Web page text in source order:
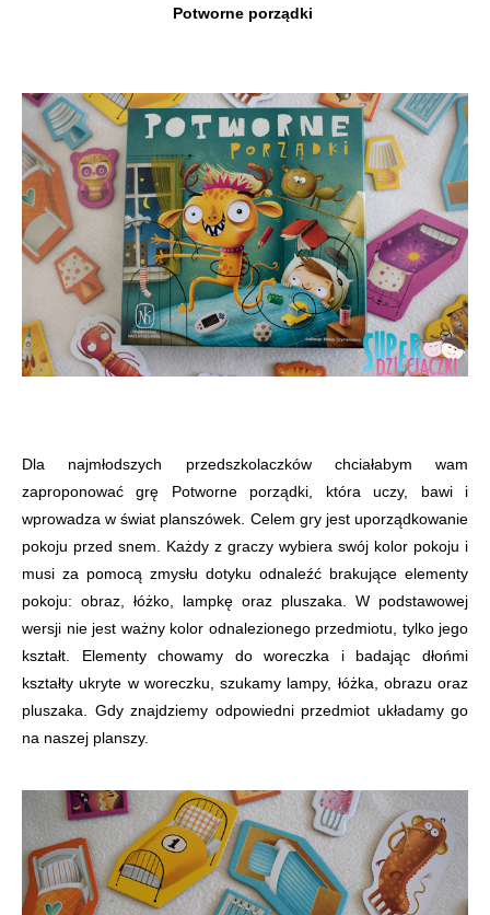
Potworne porządki
Dla najmłodszych przedszkolaczków chciałabym wam
zaproponować grę Potworne porządki, która uczy, bawi i
wprowadza w świat planszówek. Celem gry jest uporządkowanie
pokoju przed snem. Każdy z graczy wybiera swój kolor pokoju i
musi za pomocą zmysłu dotyku odnaleźć brakujące elementy
pokoju: obraz, łóżko, lampkę oraz pluszaka. W podstawowej
wersji nie jest ważny kolor odnalezionego przedmiotu, tylko jego
kształt. Elementy chowamy do woreczka i badając dłońmi
kształty ukryte w woreczku, szukamy lampy, łóżka, obrazu oraz
pluszaka. Gdy znajdziemy odpowiedni przedmiot układamy go
na naszej planszy.